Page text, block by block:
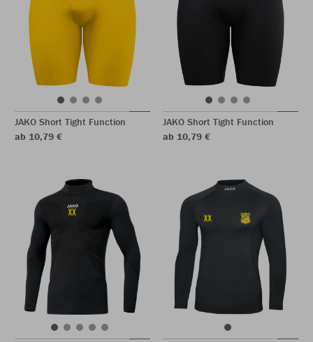
JAKO Short Tight Function
ab 10,79 €
JAKO Short Tight Function
ab 10,79 €